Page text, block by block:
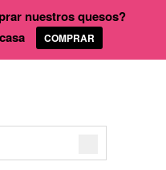
nuestros quesos?
COMPRAR